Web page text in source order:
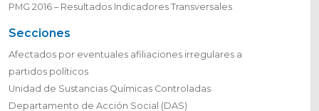
PMG 2016 – Resultados Indicadores Transversales
Secciones
Afectados por eventuales afiliaciones irregulares a
partidos políticos
Unidad de Sustancias Químicas Controladas
Departamento de Acción Social (DAS)